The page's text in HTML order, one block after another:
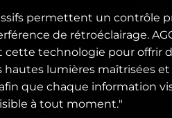
permettent un contrôle
de rétroéclairage.
technologie pour offrir
hautes lumières maîtrisées
que chaque information
à tout moment."